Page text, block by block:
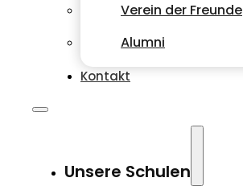
Verein der Freunde
Alumni
Kontakt
Unsere Schulen